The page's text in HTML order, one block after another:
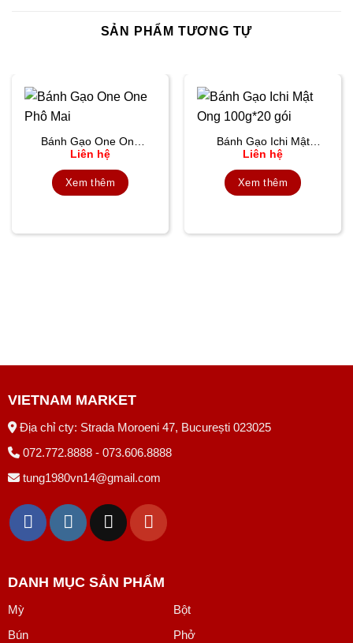
SẢN PHẨM TƯƠNG TỰ
Bánh Gạo One One
Phô Mai
Liên hệ
Xem thêm
Bánh Gạo Ichi Mật
Ong 100g*20 gói
Liên hệ
Xem thêm
VIETNAM MARKET
Địa chỉ cty: Strada Moroeni 47, București 023025
072.772.8888 - 073.606.8888
tung1980vn14@gmail.com
DANH MỤC SẢN PHẨM
Mỳ
Bột
Bún
Phở